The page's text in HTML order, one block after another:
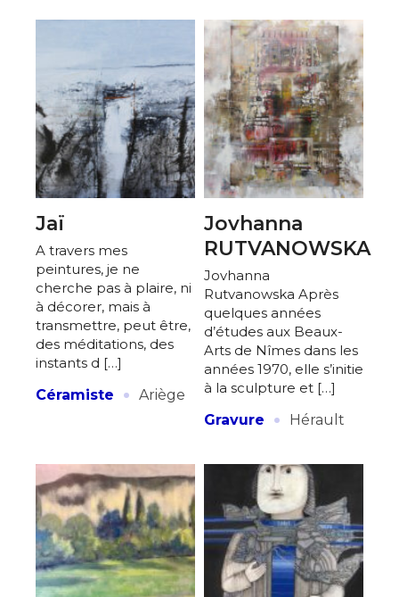
Jaï
A travers mes
peintures, je ne
cherche pas à plaire, ni
à décorer, mais à
transmettre, peut être,
des méditations, des
instants d […]
Céramiste
· Ariège
Jovhanna
RUTVANOWSKA
Jovhanna
Rutvanowska Après
quelques années
d’études aux Beaux-
Arts de Nîmes dans les
années 1970, elle s’initie
à la sculpture et […]
Gravure
· Hérault